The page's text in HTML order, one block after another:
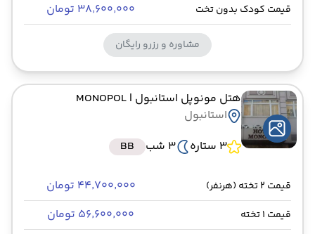
قیمت کودک بدون تخت ۳۸٬۶۰۰٬۰۰۰ تومان
مشاوره و رزرو رایگان
هتل مونوپل استانبول | MONOPOL
استانبول
3 ستاره
3 شب BB
قیمت 2 تخته (هرنفر) ۴۴٬۷۰۰٬۰۰۰ تومان
قیمت 1 تخته ۵۶٬۶۰۰٬۰۰۰ تومان